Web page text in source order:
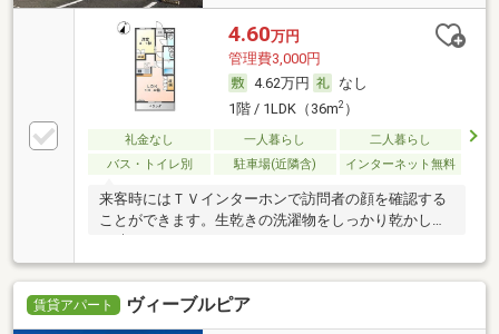
4.60万円
管理費3,000円
4.62万円
なし
1階 / 1LDK（36m2）
礼金なし 一人暮らし
二人暮らし
バス・トイレ別
駐車場(近隣含) インターネット無料
来客時にはＴＶインターホンで訪問者の顔を確認する
ことができます。生乾きの洗濯物をしっかり乾かした
賃貸アパート ヴィーブルピア